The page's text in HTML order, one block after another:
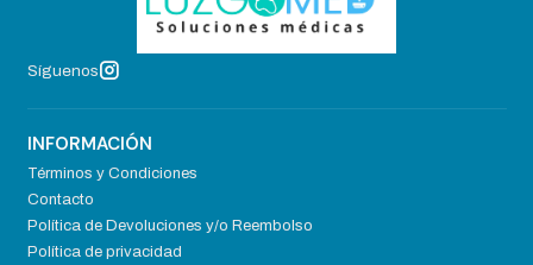
Síguenos
INFORMACIÓN
Términos y Condiciones
Contacto
Política de Devoluciones y/o Reembolso
Política de privacidad